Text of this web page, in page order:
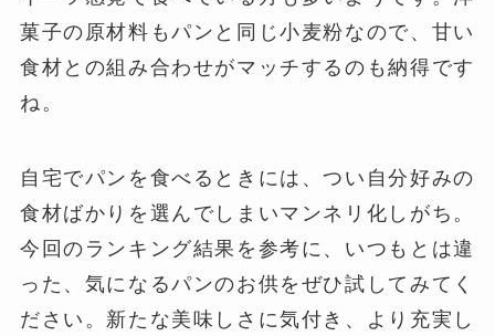
菓子の原材料もパンと同じ小麦粉なので、甘い
食材との組み合わせがマッチするのも納得です
ね。
自宅でパンを食べるときには、つい自分好みの
食材ばかりを選んでしまいマンネリ化しがち。
今回のランキング結果を参考に、いつもとは違
った、気になるパンのお供をぜひ試してみてく
ださい。新たな美味しさに気付き、より充実し